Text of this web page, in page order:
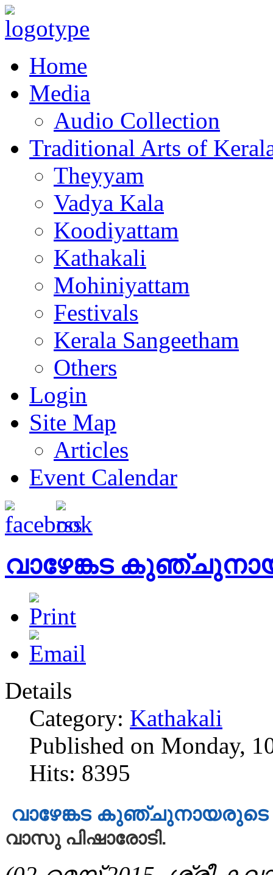
Home
Media
Audio Collection
Traditional Arts of
Theyyam
Vadya Kala
Koodiyattam
Kathakali
Mohiniyattam
Festivals
Kerala Sangeetham
Others
Login
Site Map
Articles
Event Calendar
വാഴേങ്കട
Details
Category: Kathakali
Published on Monday,
Hits: 8395
വാഴേങ്കട കുഞ്ചുനായരുടെ
വാസു പിഷാരോടി.